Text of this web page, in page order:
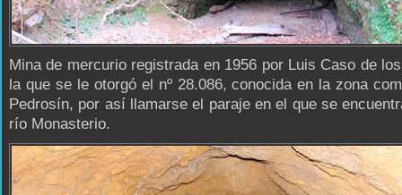
Mina de mercurio registrada en 1956 por Luis Caso de
la que se le otorgó el nº 28.086, conocida en la zona
Pedrosín, por así llamarse el paraje en el que se
río Monasterio.